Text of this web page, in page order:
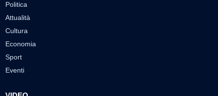
Politica
Attualità
Cultura
Economia
Sport
Eventi